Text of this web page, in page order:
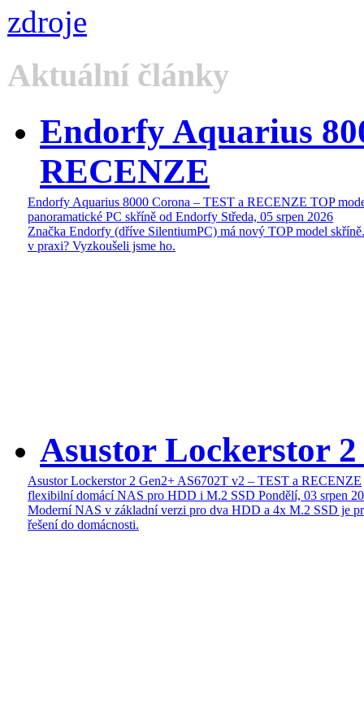
Aktuální články
Endorfy Aquarius
RECENZE
Endorfy Aquarius 8000 Corona – TEST a RECENZE TOP
panoramatické PC skříně od Endorfy Středa, 05 srpen 2026
Značka Endorfy (dříve SilentiumPC) má nový TOP model
v praxi? Vyzkoušeli jsme ho.
Asustor Lockerstor
Asustor Lockerstor 2 Gen2+ AS6702T v2 – TEST a RECENZE
flexibilní domácí NAS pro HDD i M.2 SSD Pondělí, 03 srpen
Moderní NAS v základní verzi pro dva HDD a 4x M.2 SSD je
řešení do domácnosti.